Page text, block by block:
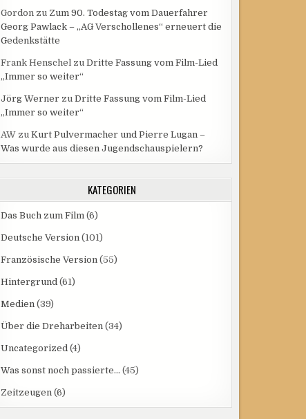
Gordonzu Zum 90. Todestag vom Dauerfahrer
Georg Pawlack – „AG Verschollenes“ erneuert die
Gedenkstätte
Frank Henschelzu Dritte Fassung vom Film-Lied
„Immer so weiter“
Jörg Werner zu Dritte Fassung vom Film-Lied
„Immer so weiter“
AWzu Kurt Pulvermacher und Pierre Lugan –
Was wurde aus diesen Jugendschauspielern?
KATEGORIEN
Das Buch zum Film(6)
Deutsche Version(101)
Französische Version(55)
Hintergrund(61)
Medien(39)
Über die Dreharbeiten(34)
Uncategorized(4)
Was sonst noch passierte… (45)
Zeitzeugen(6)